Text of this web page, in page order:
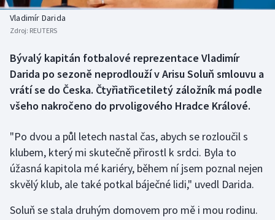
Biatlon
Box
Curling
Dostihy
Florbal
Futsal
Aplikace ČT sport
Vladimír Darida
Zdroj: REUTERS
Bývalý kapitán fotbalové reprezentace Vladimír
Darida po sezoně neprodlouží v Arisu Soluň smlouvu a
vrátí se do Česka. Čtyřiatřicetiletý záložník má podle
všeho nakročeno do prvoligového Hradce Králové.
"Po dvou a půl letech nastal čas, abych se rozloučil s
klubem, který mi skutečně přirostl k srdci. Byla to
úžasná kapitola mé kariéry, během ní jsem poznal nejen
skvělý klub, ale také potkal báječné lidi," uvedl Darida.
Soluň se stala druhým domovem pro mě i mou rodinu.